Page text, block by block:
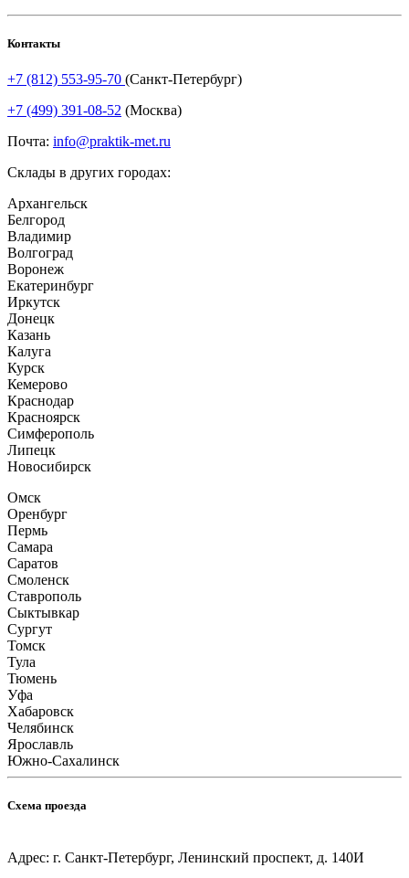
Контакты
+7 (812) 553-95-70 (Санкт-Петербург)
+7 (499) 391-08-52 (Москва)
Почта: info@praktik-met.ru
Склады в других городах:
Архангельск
Белгород
Владимир
Волгоград
Воронеж
Екатеринбург
Иркутск
Донецк
Казань
Калуга
Курск
Кемерово
Краснодар
Красноярск
Симферополь
Липецк
Новосибирск
Омск
Оренбург
Пермь
Самара
Саратов
Смоленск
Ставрополь
Сыктывкар
Сургут
Томск
Тула
Тюмень
Уфа
Хабаровск
Челябинск
Ярославль
Южно-Сахалинск
Схема проезда
Адрес: г. Санкт-Петербург, Ленинский проспект, д. 140И